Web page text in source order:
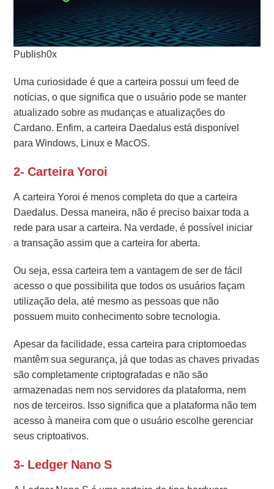
Publish0x
Uma curiosidade é que a carteira possui um feed de
notícias, o que significa que o usuário pode se manter
atualizado sobre as mudanças e atualizações do
Cardano. Enfim, a carteira Daedalus está disponível
para Windows, Linux e MacOS.
2- Carteira Yoroi
A carteira Yoroi é menos completa do que a carteira
Daedalus. Dessa maneira, não é preciso baixar toda a
rede para usar a carteira. Na verdade, é possível iniciar
a transação assim que a carteira for aberta.
Ou seja, essa carteira tem a vantagem de ser de fácil
acesso o que possibilita que todos os usuários façam
utilização dela, até mesmo as pessoas que não
possuem muito conhecimento sobre tecnologia.
Apesar da facilidade, essa carteira para criptomoedas
mantêm sua segurança, já que todas as chaves privadas
são completamente criptografadas e não são
armazenadas nem nos servidores da plataforma, nem
nos de terceiros. Isso significa que a plataforma não tem
acesso à maneira com que o usuário escolhe gerenciar
seus criptoativos.
3- Ledger Nano S